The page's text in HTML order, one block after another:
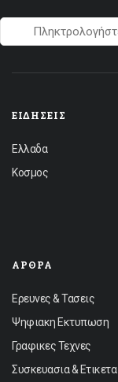
ΕΙΔΉΣΕΙΣ
Ελλαδα
Κοσμος
ΆΡΘΡΑ
Ερευνες & Τασεις
Ψηφιακη Εκτυπωση
Γραφικες Τεχνες
Συσκευασια & Ετικετα